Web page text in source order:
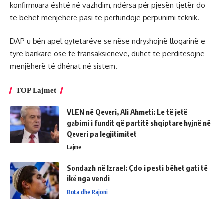
konfirmuara është në vazhdim, ndërsa për pjesën tjetër do
të bëhet menjëherë pasi të përfundojë përpunimi teknik.
DAP u bën apel qytetarëve se nëse ndryshojnë llogarinë e
tyre bankare ose të transaksioneve, duhet të përditësojnë
menjëherë të dhënat në sistem.
TOP Lajmet
VLEN në Qeveri, Ali Ahmeti: Le të jetë
gabimi i fundit që partitë shqiptare hyjnë në
Qeveri pa legjitimitet
Lajme
Sondazh në Izrael: Çdo i pesti bëhet gati të
ikë nga vendi
Bota dhe Rajoni